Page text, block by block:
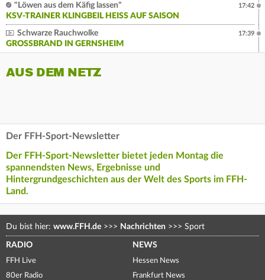
"Löwen aus dem Käfig lassen"
KSV-TRAINER KLINGBEIL HEISS AUF SAISON
17:42
Schwarze Rauchwolke
GROSSBRAND IN GERNSHEIM
17:39
AUS DEM NETZ
Der FFH-Sport-Newsletter
Der FFH-Sport-Newsletter bietet jeden Montag die
spannendsten News, Ergebnisse und
Hintergrundgeschichten aus der Welt des Sports im FFH-
Land.
Du bist hier: www.FFH.de >>> Nachrichten >>> Sport
RADIO
FFH Live
80er Radio
NEWS
Hessen News
Frankfurt News